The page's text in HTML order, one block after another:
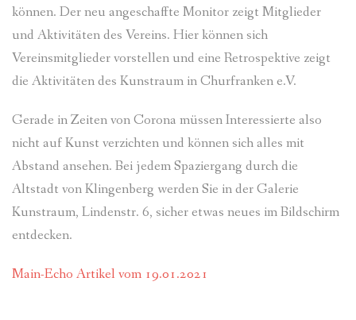
können. Der neu angeschaffte Monitor zeigt Mitglieder
und Aktivitäten des Vereins. Hier können sich
Vereinsmitglieder vorstellen und eine Retrospektive zeigt
die Aktivitäten des Kunstraum in Churfranken e.V.
Gerade in Zeiten von Corona müssen Interessierte also
nicht auf Kunst verzichten und können sich alles mit
Abstand ansehen. Bei jedem Spaziergang durch die
Altstadt von Klingenberg werden Sie in der Galerie
Kunstraum, Lindenstr. 6, sicher etwas neues im Bildschirm
entdecken.
Main-Echo Artikel vom 19.01.2021